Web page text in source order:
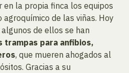
la propia finca los equipos
de las viñas. Hoy
de ellos se han
trampas para anfibios,
, que mueren ahogados al
Gracias a su